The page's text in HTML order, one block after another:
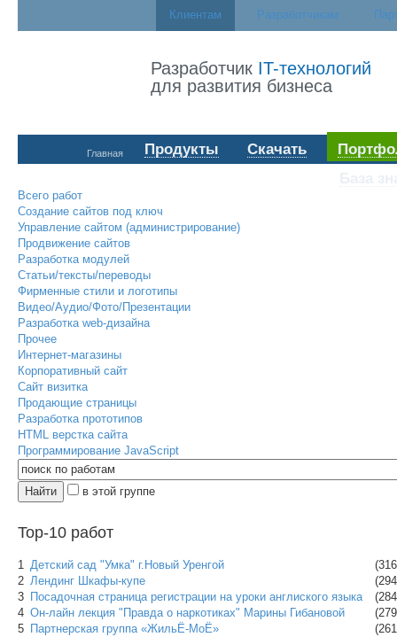
Клиентам Разработчикам
Разработчик IT-технологий
для развития бизнеса
Главная Продукты Скачать
Всего работ
Создание сайтов под ключ
Управление сайтом (администрирование)
Продвижение сайтов
Разработка модулей
Статьи/тексты/переводы
Фирменные стили и логотипы
Видео/Аудио/Фото/Презентации
Разработка web-дизайна
Прочее
Интернет-магазины
Корпоративный сайт
Сайт визитка
Продающие страницы
Разработка прототипов
HTML верстка сайта
Программирование JavaScript
в этой группе
Top-10 работ
1 Детский сад "Умка" г.Новый Уренгой
2 Лендинг Шкафы-купе
3 Посадочная страница регистрации на уроки англиского языка
4 Он-лайн лекция "Правда о наркотиках" Марины Гибановой
5 Партнерская группа «ЖильЁ-МоЁ»